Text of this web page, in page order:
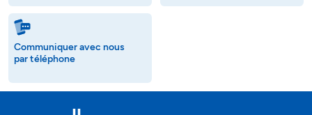
Communiquer avec nous
par téléphone